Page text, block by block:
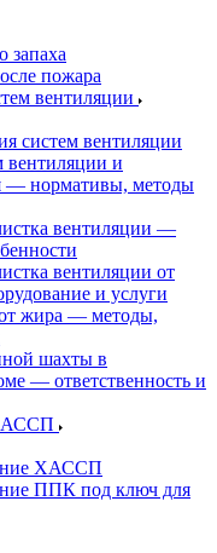
запаха
пожара
вентиляции
систем вентиляции
вентиляции и
— нормативы, методы
вентиляции —
вентиляции от
и услуги
жира — методы,
шахты в
— ответственность и
ХАССП
ППК под ключ для